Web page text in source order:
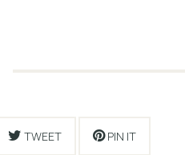
TWEET PIN IT